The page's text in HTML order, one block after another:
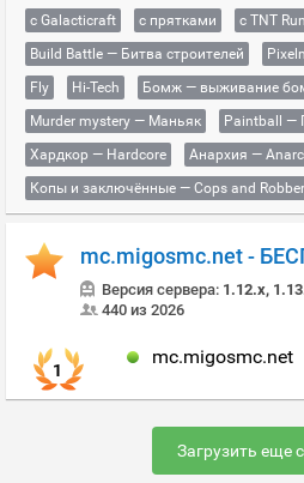
с Galacticraft
с прятками с TNT Run
Build Battle — Битва строителей
Fly
Hi-Tech
Бомж — выживание
Murder mystery — Маньяк
Paintball —
Хардкор — Hardcore
Анархия —
Копы и заключённые — Cops and
mc.migosmc.net -
Версия сервера: 1.12.x,
440 из 2026
1
mc.migosmc.net
Загрузить еще